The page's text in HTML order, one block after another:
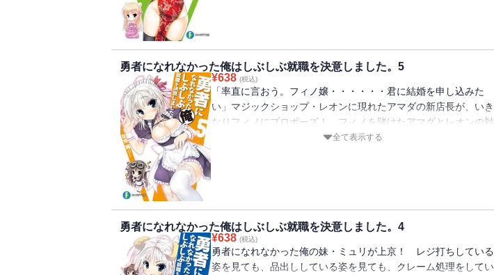
勇者になれなかった俺はしぶしぶ就職を決意しました。5
¥638 (税込)
「率直に言おう。フィノ嬢・・・・・・君に結婚を申し込みた
い」マジックショップ・レオンに現れたアマダの新店長が、いき
なりフィノにプロポーズ！ フィノを賭けたアマダとレオンの対
決のお題は・・・・・・メイド喫茶!?
全て表示する
勇者になれなかった俺はしぶしぶ就職を決意しました。4
¥638 (税込)
勇者になれなかった俺の妹・ミュリが上京！ レジ打ちしている
姿を見ても、品出ししている姿を見ても、クレーム処理をしてい